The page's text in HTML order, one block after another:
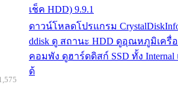
เช็ค HDD) 9.9.1
ดาวน์โหลดโปรแกรม
ddisk ดู สถานะ HDD ดูอุณหภูมิเครื่
คอมพัง ดูฮาร์ดดิสก์ SSD ทั้ง Internal
ด้